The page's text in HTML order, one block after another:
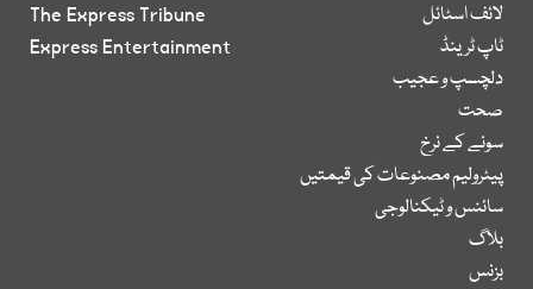
لائف اسٹائل
ٹاپ ٹرینڈ
دلچسپ و عجیب
صحت
سونے کے نرخ
پیٹرولیم مصنوعات کی قیمتیں
سائنس و ٹیکنالوجی
بلاگ
بزنس
The Express Tribune
Express Entertainment